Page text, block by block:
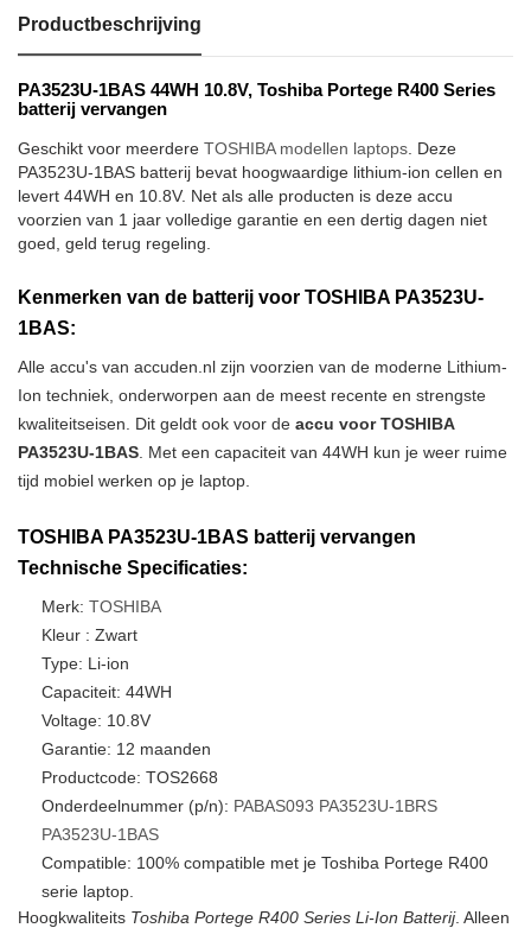
Productbeschrijving
PA3523U-1BAS 44WH 10.8V, Toshiba Portege R400 Series
batterij vervangen
Geschikt voor meerdere TOSHIBA modellen laptops . Deze
PA3523U-1BAS batterij bevat hoogwaardige lithium-ion cellen en
levert 44WH en 10.8V. Net als alle producten is deze accu
voorzien van 1 jaar volledige garantie en een dertig dagen niet
goed, geld terug regeling.
Kenmerken van de batterij voor TOSHIBA PA3523U-
1BAS:
Alle accu's van accuden.nl zijn voorzien van de moderne Lithium-
Ion techniek, onderworpen aan de meest recente en strengste
kwaliteitseisen. Dit geldt ook voor de accu voor TOSHIBA
PA3523U-1BAS . Met een capaciteit van 44WH kun je weer ruime
tijd mobiel werken op je laptop.
TOSHIBA PA3523U-1BAS batterij vervangen
Technische Specificaties:
Merk: TOSHIBA
Kleur : Zwart
Type: Li-ion
Capaciteit: 44WH
Voltage: 10.8V
Garantie: 12 maanden
Productcode: TOS2668
Onderdeelnummer (p/n): PABAS093 PA3523U-1BRS
PA3523U-1BAS
Compatible: 100% compatible met je Toshiba Portege R400
serie laptop.
Hoogkwaliteits Toshiba Portege R400 Series Li-Ion Batterij. Alleen